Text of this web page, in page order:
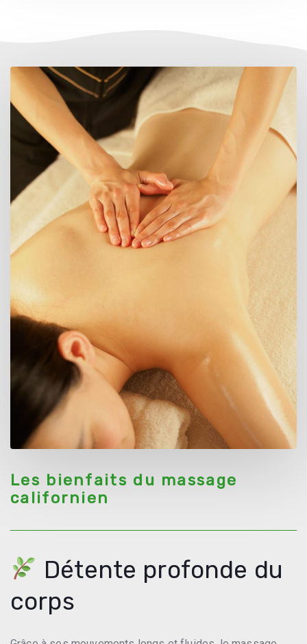
Les bienfaits du massage
californien
Détente profonde du
corps